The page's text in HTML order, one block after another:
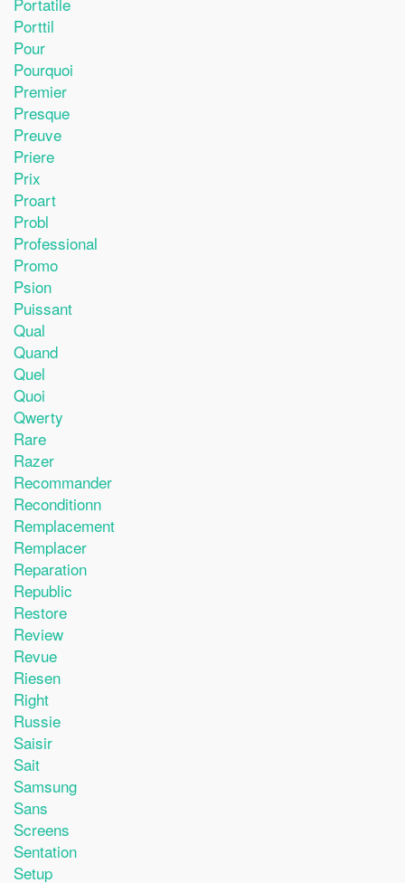
Porttil
Pour
Pourquoi
Premier
Presque
Preuve
Priere
Prix
Proart
Probl
Professional
Promo
Psion
Puissant
Qual
Quand
Quel
Quoi
Qwerty
Rare
Razer
Recommander
Reconditionn
Remplacement
Remplacer
Reparation
Republic
Restore
Review
Revue
Riesen
Right
Russie
Saisir
Sait
Samsung
Sans
Screens
Sentation
Setup